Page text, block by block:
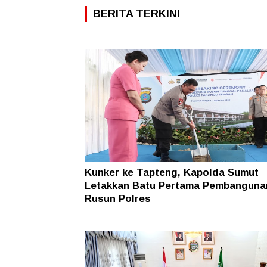
BERITA TERKINI
Kunker ke Tapteng, Kapolda Sumut
Letakkan Batu Pertama
Rusun Polres